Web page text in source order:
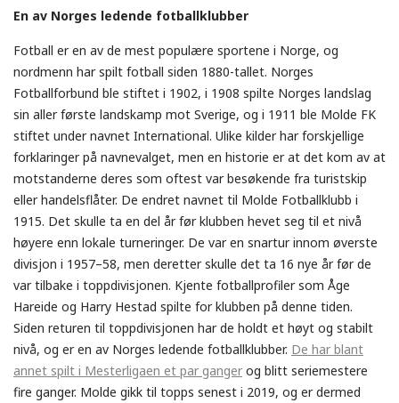
En av Norges ledende fotballklubber
Fotball er en av de mest populære sportene i Norge, og
nordmenn har spilt fotball siden 1880-tallet. Norges
Fotballforbund ble stiftet i 1902, i 1908 spilte Norges landslag
sin aller første landskamp mot Sverige, og i 1911 ble Molde FK
stiftet under navnet International. Ulike kilder har forskjellige
forklaringer på navnevalget, men en historie er at det kom av at
motstanderne deres som oftest var besøkende fra turistskip
eller handelsflåter. De endret navnet til Molde Fotballklubb i
1915. Det skulle ta en del år før klubben hevet seg til et nivå
høyere enn lokale turneringer. De var en snartur innom øverste
divisjon i 1957–58, men deretter skulle det ta 16 nye år før de
var tilbake i toppdivisjonen. Kjente fotballprofiler som Åge
Hareide og Harry Hestad spilte for klubben på denne tiden.
Siden returen til toppdivisjonen har de holdt et høyt og stabilt
nivå, og er en av Norges ledende fotballklubber. De har blant
annet spilt i Mesterligaen et par ganger og blitt seriemestere
fire ganger. Molde gikk til topps senest i 2019, og er dermed